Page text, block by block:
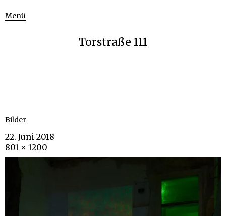
Menü
Torstraße 111
Bilder
22. Juni 2018
801 × 1200